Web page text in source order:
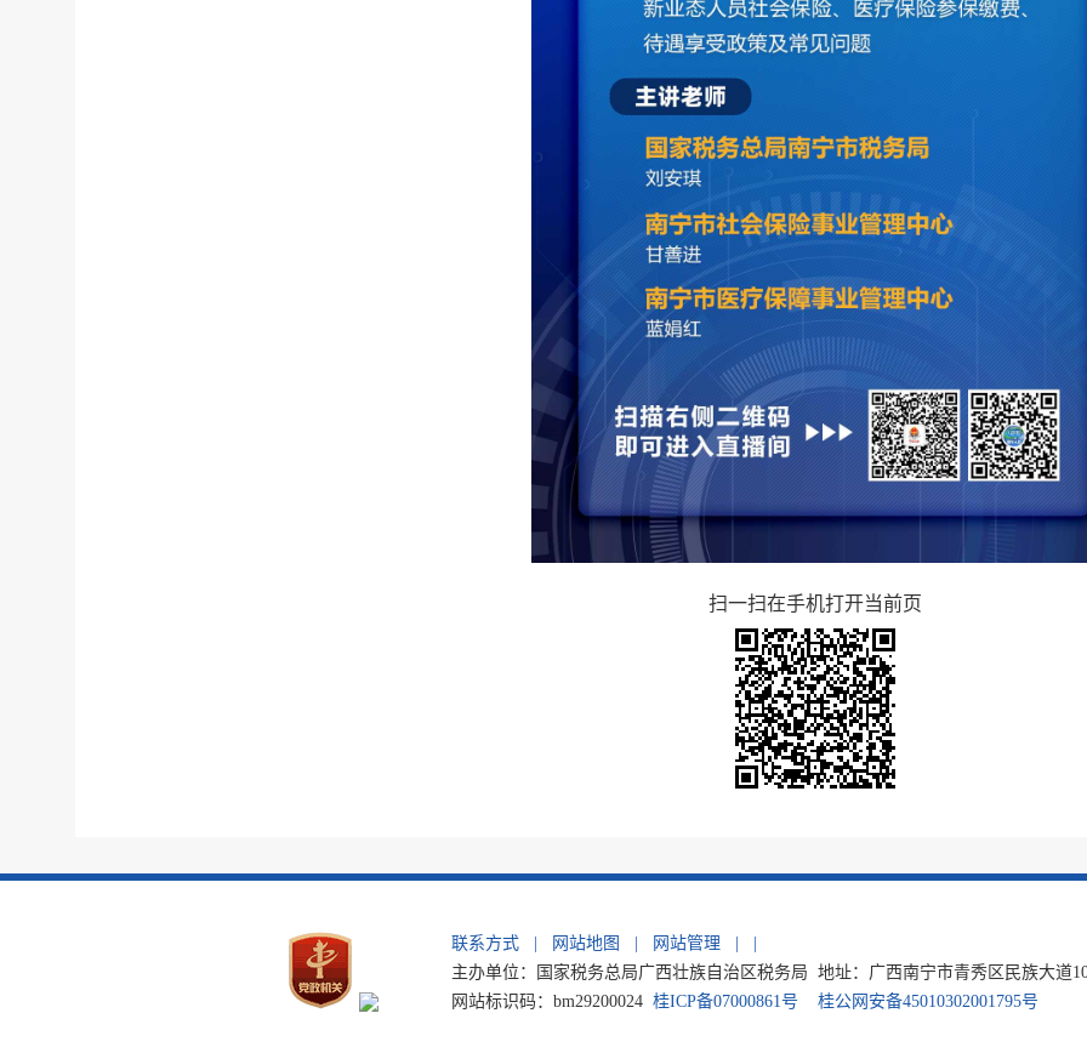
扫一扫在手机打开当前页
联系方式 网站地图 网站管理
主办单位：国家税务总局广西壮族自治区税务局 地址：广西南宁市青秀区民族大道
网站标识码：bm29200024 桂ICP备07000861号 桂公网安备45010302001795号